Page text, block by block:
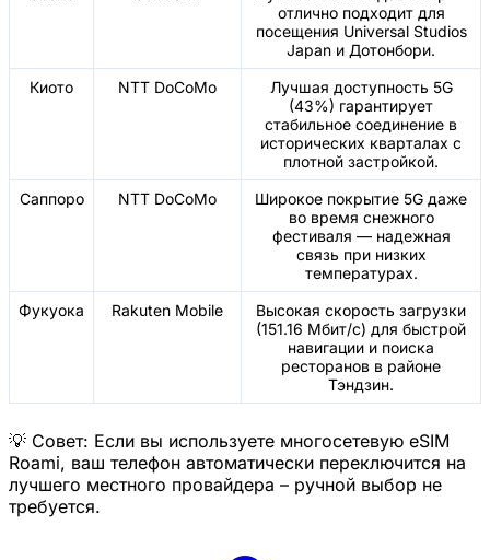
отлично подходит для
посещения Universal Studios
Japan и Дотонбори.
Киото
NTT DoCoMo
Лучшая доступность 5G
(43%) гарантирует
стабильное соединение в
исторических кварталах с
плотной застройкой.
Саппоро
NTT DoCoMo
Широкое покрытие 5G даже
во время снежного
фестиваля — надежная
связь при низких
температурах.
Фукуока
Rakuten Mobile
Высокая скорость загрузки
(151.16 Мбит/с) для быстрой
навигации и поиска
ресторанов в районе
Тэндзин.
💡 Совет: Если вы используете многосетевую eSIM
Roami, ваш телефон автоматически переключится на
лучшего местного провайдера – ручной выбор не
требуется.